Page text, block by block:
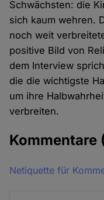
Schwächsten: die
sich kaum wehren.
noch weit
positive Bild von
dem Interview
die die wichtigste
um ihre
verbreiten.
Kommentare
Netiquette für